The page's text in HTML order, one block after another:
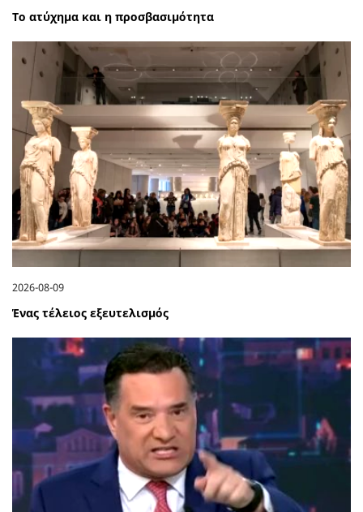
Το ατύχημα και η προσβασιμότητα
2026-08-09
Ένας τέλειος εξευτελισμός